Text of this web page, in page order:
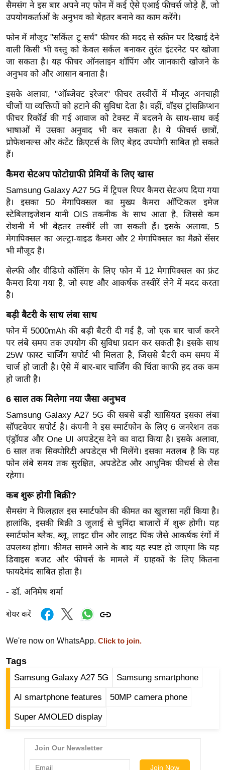
त्य
ज
ग
त
ऑ
टो
र्ल्ड
न्यू
ज
ब्री
फ
म
रं
ज
न
ज
ग
बॉ
ली
ड
हॉ
ली
वु
ड
ल्म
स
मी
क्षा
B
r
e
a
k
i
n
g
N
e
w
ला
फ
स्टा
ल
टे
क्नॉ
सैमसंग ने इस बार अपने नए फोन में कई ऐसे एआई फीचर्स जोड़े हैं, जो
उपयोगकर्ताओं के अनुभव को बेहतर बनाने का काम करेंगे।
फोन में मौजूद "सर्किल टू सर्च" फीचर की मदद से स्क्रीन पर दिखाई देने
वाली किसी भी वस्तु को केवल सर्कल बनाकर तुरंत इंटरनेट पर खोजा
जा सकता है। यह फीचर ऑनलाइन शॉपिंग और जानकारी खोजने के
अनुभव को और आसान बनाता है।
इसके अलावा, "ऑब्जेक्ट इरेजर" फीचर तस्वीरों में मौजूद अनचाही
चीजों या व्यक्तियों को हटाने की सुविधा देता है। वहीं, वॉइस ट्रांसक्रिप्शन
फीचर रिकॉर्ड की गई आवाज को टेक्स्ट में बदलने के साथ-साथ कई
भाषाओं में उसका अनुवाद भी कर सकता है। ये फीचर्स छात्रों,
प्रोफेशनल्स और कंटेंट क्रिएटर्स के लिए बेहद उपयोगी साबित हो सकते
हैं।
कैमरा सेटअप फोटोग्राफी प्रेमियों के लिए खास
Samsung Galaxy A27 5G में ट्रिपल रियर कैमरा सेटअप दिया गया
है। इसका 50 मेगापिक्सल का मुख्य कैमरा ऑप्टिकल इमेज
स्टेबिलाइजेशन यानी OIS तकनीक के साथ आता है, जिससे कम
रोशनी में भी बेहतर तस्वीरें ली जा सकती हैं। इसके अलावा, 5
मेगापिक्सल का अल्ट्रा-वाइड कैमरा और 2 मेगापिक्सल का मैक्रो सेंसर
भी मौजूद है।
सेल्फी और वीडियो कॉलिंग के लिए फोन में 12 मेगापिक्सल का फ्रंट
कैमरा दिया गया है, जो स्पष्ट और आकर्षक तस्वीरें लेने में मदद करता
है।
बड़ी बैटरी के साथ लंबा साथ
फोन में 5000mAh की बड़ी बैटरी दी गई है, जो एक बार चार्ज करने
पर लंबे समय तक उपयोग की सुविधा प्रदान कर सकती है। इसके साथ
25W फास्ट चार्जिंग सपोर्ट भी मिलता है, जिससे बैटरी कम समय में
चार्ज हो जाती है। ऐसे में बार-बार चार्जिंग की चिंता काफी हद तक कम
हो जाती है।
6 साल तक मिलेगा नया जैसा अनुभव
Samsung Galaxy A27 5G की सबसे बड़ी खासियत इसका लंबा
सॉफ्टवेयर सपोर्ट है। कंपनी ने इस स्मार्टफोन के लिए 6 जनरेशन तक
एंड्रॉयड और One UI अपडेट्स देने का वादा किया है। इसके अलावा,
6 साल तक सिक्योरिटी अपडेट्स भी मिलेंगे। इसका मतलब है कि यह
फोन लंबे समय तक सुरक्षित, अपडेटेड और आधुनिक फीचर्स से लैस
रहेगा।
कब शुरू होगी बिक्री?
सैमसंग ने फिलहाल इस स्मार्टफोन की कीमत का खुलासा नहीं किया है।
हालांकि, इसकी बिक्री 3 जुलाई से चुनिंदा बाजारों में शुरू होगी। यह
स्मार्टफोन ब्लैक, ब्लू, लाइट ग्रीन और लाइट पिंक जैसे आकर्षक रंगों में
उपलब्ध होगा। कीमत सामने आने के बाद यह स्पष्ट हो जाएगा कि यह
डिवाइस बजट और फीचर्स के मामले में ग्राहकों के लिए कितना
फायदेमंद साबित होता है।
- डॉ. अनिमेष शर्मा
शेयर करें
We're now on WhatsApp. Click to join.
Tags
Samsung Galaxy A27 5G Samsung smartphone
AI smartphone features 50MP camera phone
Super AMOLED display